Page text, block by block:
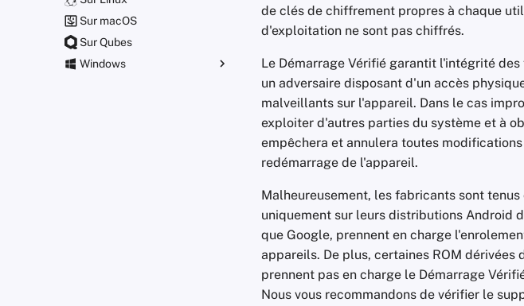
Sur macOS
Sur Qubes
Windows
de clés de chiffrement propres à chaque
d'exploitation ne sont pas chiffrés.
Le Démarrage Vérifié garantit l'intégrité
un adversaire disposant d'un accès
malveillants sur l'appareil. Dans le cas
exploiter d'autres parties du système et à
empêchera et annulera toutes
redémarrage de l'appareil.
Malheureusement, les fabricants sont
uniquement sur leurs distributions Android
que Google, prennent en charge
appareils. De plus, certaines ROM dérivées
prennent pas en charge le Démarrage
Nous vous recommandons de vérifier le